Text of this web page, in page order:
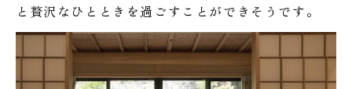
と贅沢なひとときを過ごすことができそうです。